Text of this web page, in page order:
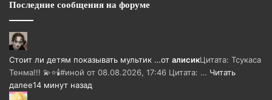
Последние сообщения на форуме
Стоит ли детям показывать мультик …от алисикЦитата: Тсукаса
Тенма!!! 💫⭐🕯️#иной от 08.08.2026, 17:46 Цитата: … Читать
далее14 минут назад